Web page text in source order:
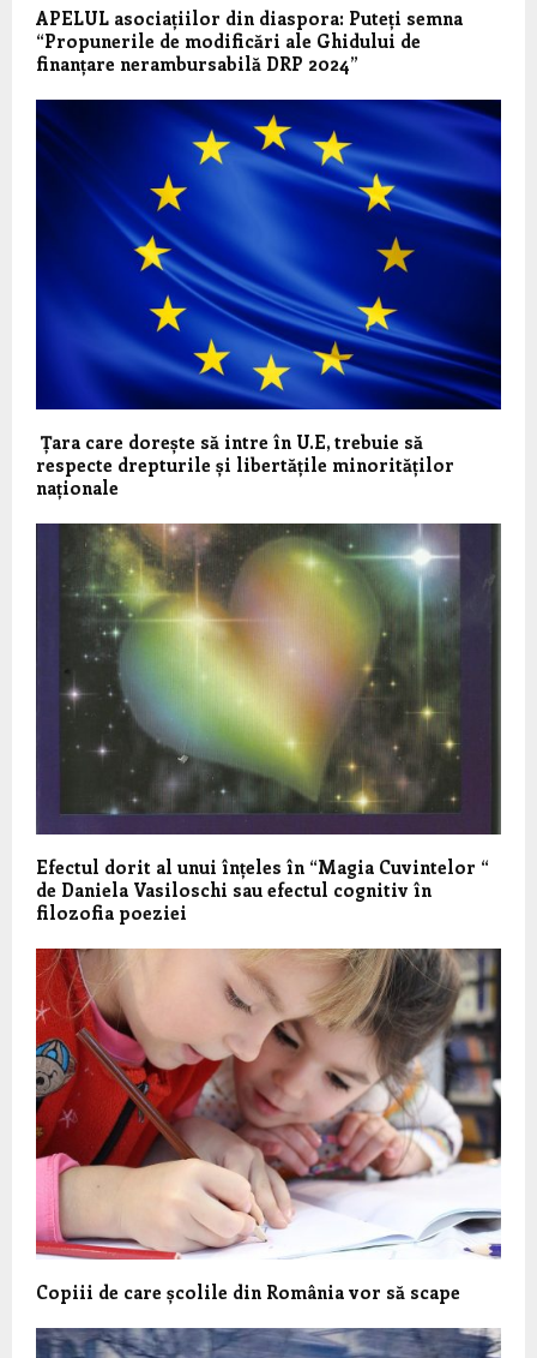
APELUL asociațiilor din diaspora: Puteți semna
“Propunerile de modificări ale Ghidului de
finanțare nerambursabilă DRP 2024”
Țara care dorește să intre în U.E, trebuie să
respecte drepturile și libertățile minorităților
naționale
Efectul dorit al unui înțeles în “Magia Cuvintelor “
de Daniela Vasiloschi sau efectul cognitiv în
filozofia poeziei
Copiii de care școlile din România vor să scape